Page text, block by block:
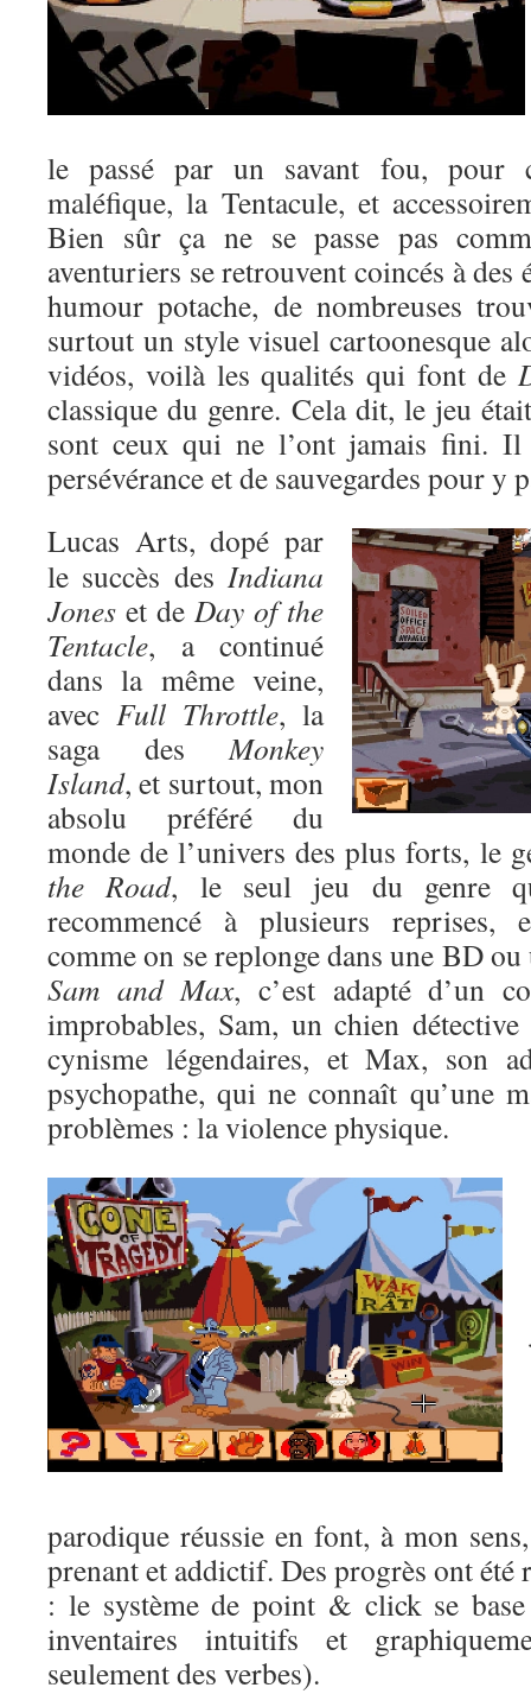
le passé par un savant fou, pour
maléfique, la Tentacule, et
Bien sûr ça ne se passe pas
aventuriers se retrouvent coincés à des
humour potache, de nombreuses
surtout un style visuel cartoonesque
vidéos, voilà les qualités qui font de
classique du genre. Cela dit, le jeu
sont ceux qui ne l’ont jamais fini.
persévérance et de sauvegardes pour y
Lucas Arts, dopé par
le succès des Indiana
Jones et de Day of the
Tentacle, a continué
dans la même veine,
avec Full Throttle, la
saga desMonkey
Island, et surtout, mon
absolu préféré du
monde de l’univers des plus forts, le
the Road, le seul jeu du genre
recommencé à plusieurs reprises,
comme on se replonge dans une BD ou
Sam and Max, c’est adapté d’un
improbables, Sam, un chien
cynisme légendaires, et Max, son
psychopathe, qui ne connaît qu’une
problèmes : la violence physique.
parodique réussie en font, à mon
prenant et addictif. Des progrès ont été
: le système de point & click se
inventaires intuitifs et
seulement des verbes).